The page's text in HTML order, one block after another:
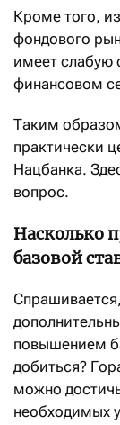
Кроме того,
фондового
имеет слабую
финансовом
Таким
практически
Нацбанка.
вопрос.
Насколько
базовой
повышением
добиться?
можно
необходимых